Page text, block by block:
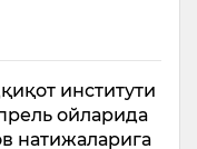
институти
ойларида
натижаларига